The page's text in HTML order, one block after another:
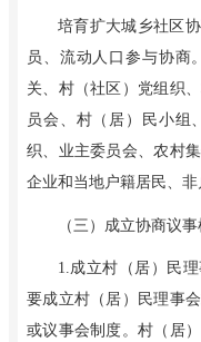
培育扩大城乡社区
员、流动人口参与协商
关、村（社区）党组织
员会、村（居）民小组
织、业主委员会、农村
企业和当地户籍居民、非
（三）成立协商议
1.成立村（居）民
要成立村（居）民理事
或议事会制度。村（居